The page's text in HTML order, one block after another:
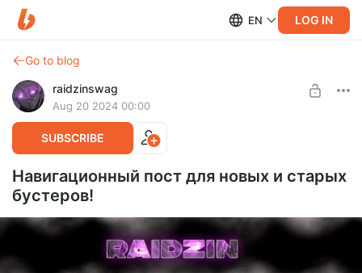
EN LOG IN
Go to blog
raidzinswag
Aug 20 2024 00:00
SUBSCRIBE
Навигационный пост для новых и старых
бустеров!